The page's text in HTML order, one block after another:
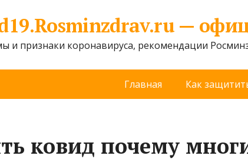
—
и признаки коронавируса, рекомендации
Главная Как
ковид почему